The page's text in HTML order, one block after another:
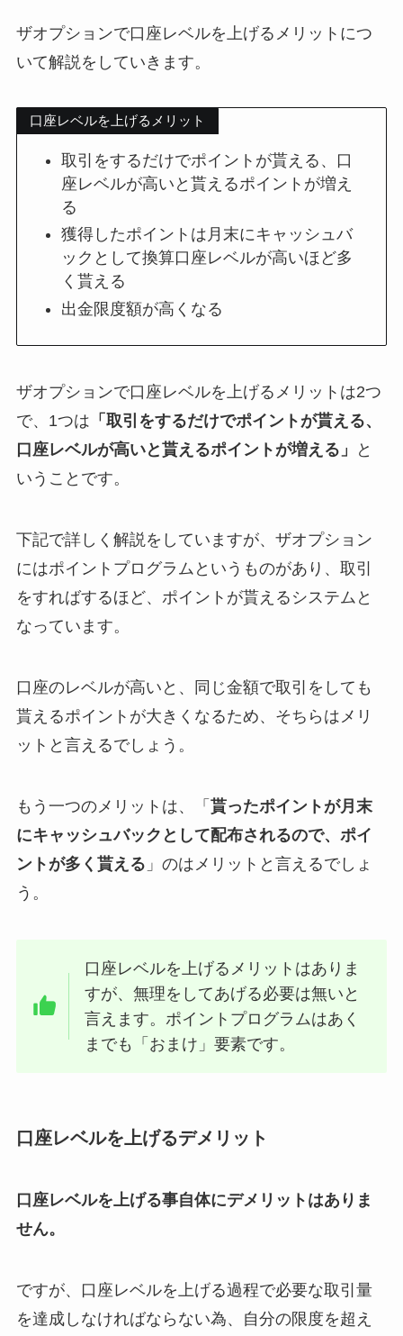
ザオプションで口座レベルを上げるメリットにつ
いて解説をしていきます。
口座レベルを上げるメリット
取引をするだけでポイントが貰える、口
座レベルが高いと貰えるポイントが増え
る
獲得したポイントは月末にキャッシュバ
ックとして換算口座レベルが高いほど多
く貰える
出金限度額が高くなる
ザオプションで口座レベルを上げるメリットは2つ
で、1つは 「取引をするだけでポイントが貰える、
口座レベルが高いと貰えるポイントが増える」
と
いうことです。
下記で詳しく解説をしていますが、ザオプション
にはポイントプログラムというものがあり、取引
をすればするほど、ポイントが貰えるシステムと
なっています。
口座のレベルが高いと、同じ金額で取引をしても
貰えるポイントが大きくなるため、そちらはメリ
ットと言えるでしょう。
もう一つのメリットは、「 貰ったポイントが月末
にキャッシュバックとして配布されるので、ポイ
ントが多く貰える 」のはメリットと言えるでしょ
う。
口座レベルを上げるメリットはありま
すが、無理をしてあげる必要は無いと
言えます。ポイントプログラムはあく
までも「おまけ」要素です。
口座レベルを上げるデメリット
口座レベルを上げる事自体にデメリットはありま
せん。
ですが、口座レベルを上げる過程で必要な取引量
を達成しなければならない為、自分の限度を超え